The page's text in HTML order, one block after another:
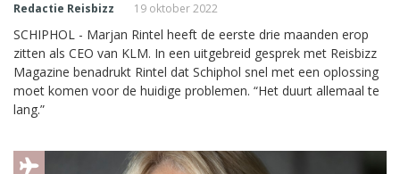
Redactie Reisbizz 19 oktober 2022
SCHIPHOL - Marjan Rintel heeft de eerste drie maanden erop
zitten als CEO van KLM. In een uitgebreid gesprek met Reisbizz
Magazine benadrukt Rintel dat Schiphol snel met een oplossing
moet komen voor de huidige problemen. “Het duurt allemaal te
lang.”